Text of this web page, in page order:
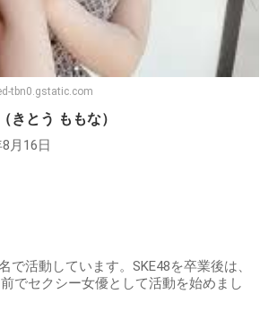
tbn0.gstatic.com
きとう ももな）
月16日
で活動しています。SKE48を卒業後は、
前でセクシー女優として活動を始めまし